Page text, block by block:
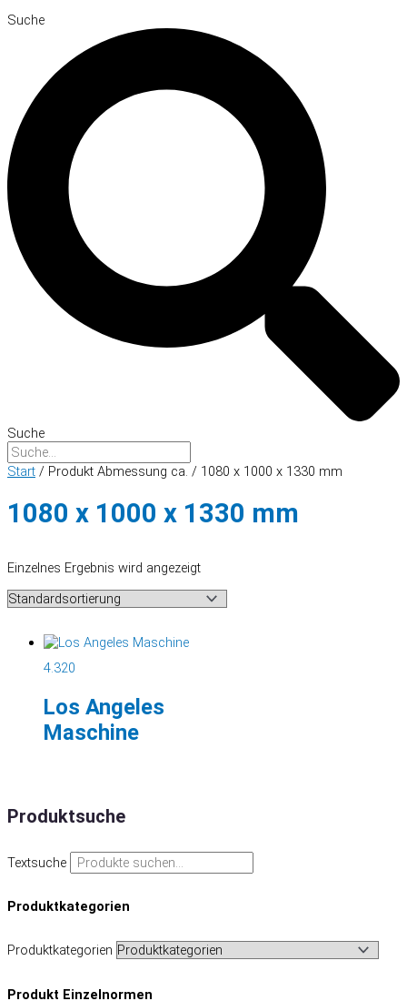
Suche
Suche
Start / Produkt Abmessung ca. / 1080 x 1000 x 1330 mm
1080 x 1000 x 1330 mm
Einzelnes Ergebnis wird angezeigt
4.320
Los Angeles
Maschine
Produktsuche
Textsuche
Produktkategorien
Produktkategorien
Produkt Einzelnormen